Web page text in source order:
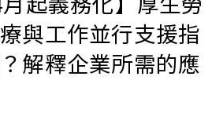
起義務化】厚生勞
與工作並行支援指